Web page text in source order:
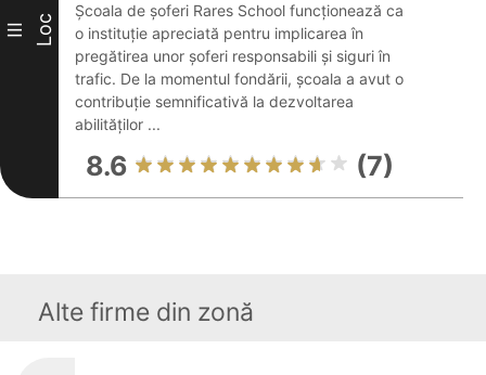
III Loc
Școala de șoferi Rares School funcționează ca
o instituție apreciată pentru implicarea în
pregătirea unor șoferi responsabili și siguri în
trafic. De la momentul fondării, școala a avut o
contribuție semnificativă la dezvoltarea
abilităților ...
8.6 (7)
Alte firme din zonă